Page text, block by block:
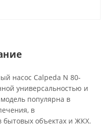
насос Calpeda N 80-
универсальностью и
популярна в
в
бытовых объектах и ЖКХ.